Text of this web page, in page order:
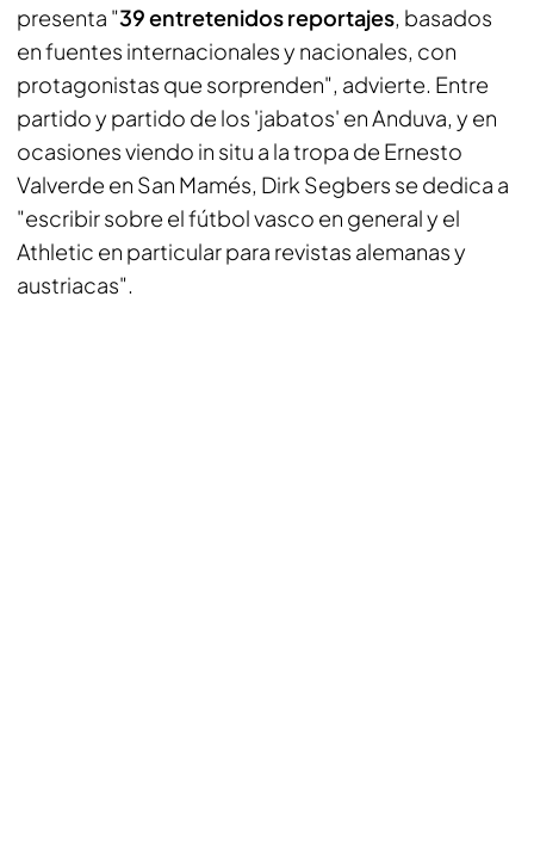
presenta "39 entretenidos reportajes, basados
en fuentes internacionales y nacionales, con
protagonistas que sorprenden", advierte. Entre
partido y partido de los 'jabatos' en Anduva, y en
ocasiones viendo in situ a la tropa de Ernesto
Valverde en San Mamés, Dirk Segbers se dedica a
"escribir sobre el fútbol vasco en general y el
Athletic en particular para revistas alemanas y
austriacas".